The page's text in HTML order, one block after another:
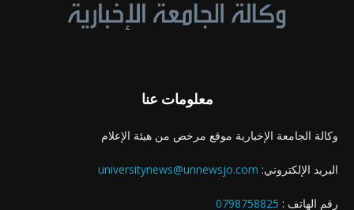
معلومات عنا
وكالة الجامعة الإخبارية موقع مرخص من هيئة الإعلام
البريد الإلكتروني: universitynews@unnewsjo.com
رقم الهاتف : 0798758825